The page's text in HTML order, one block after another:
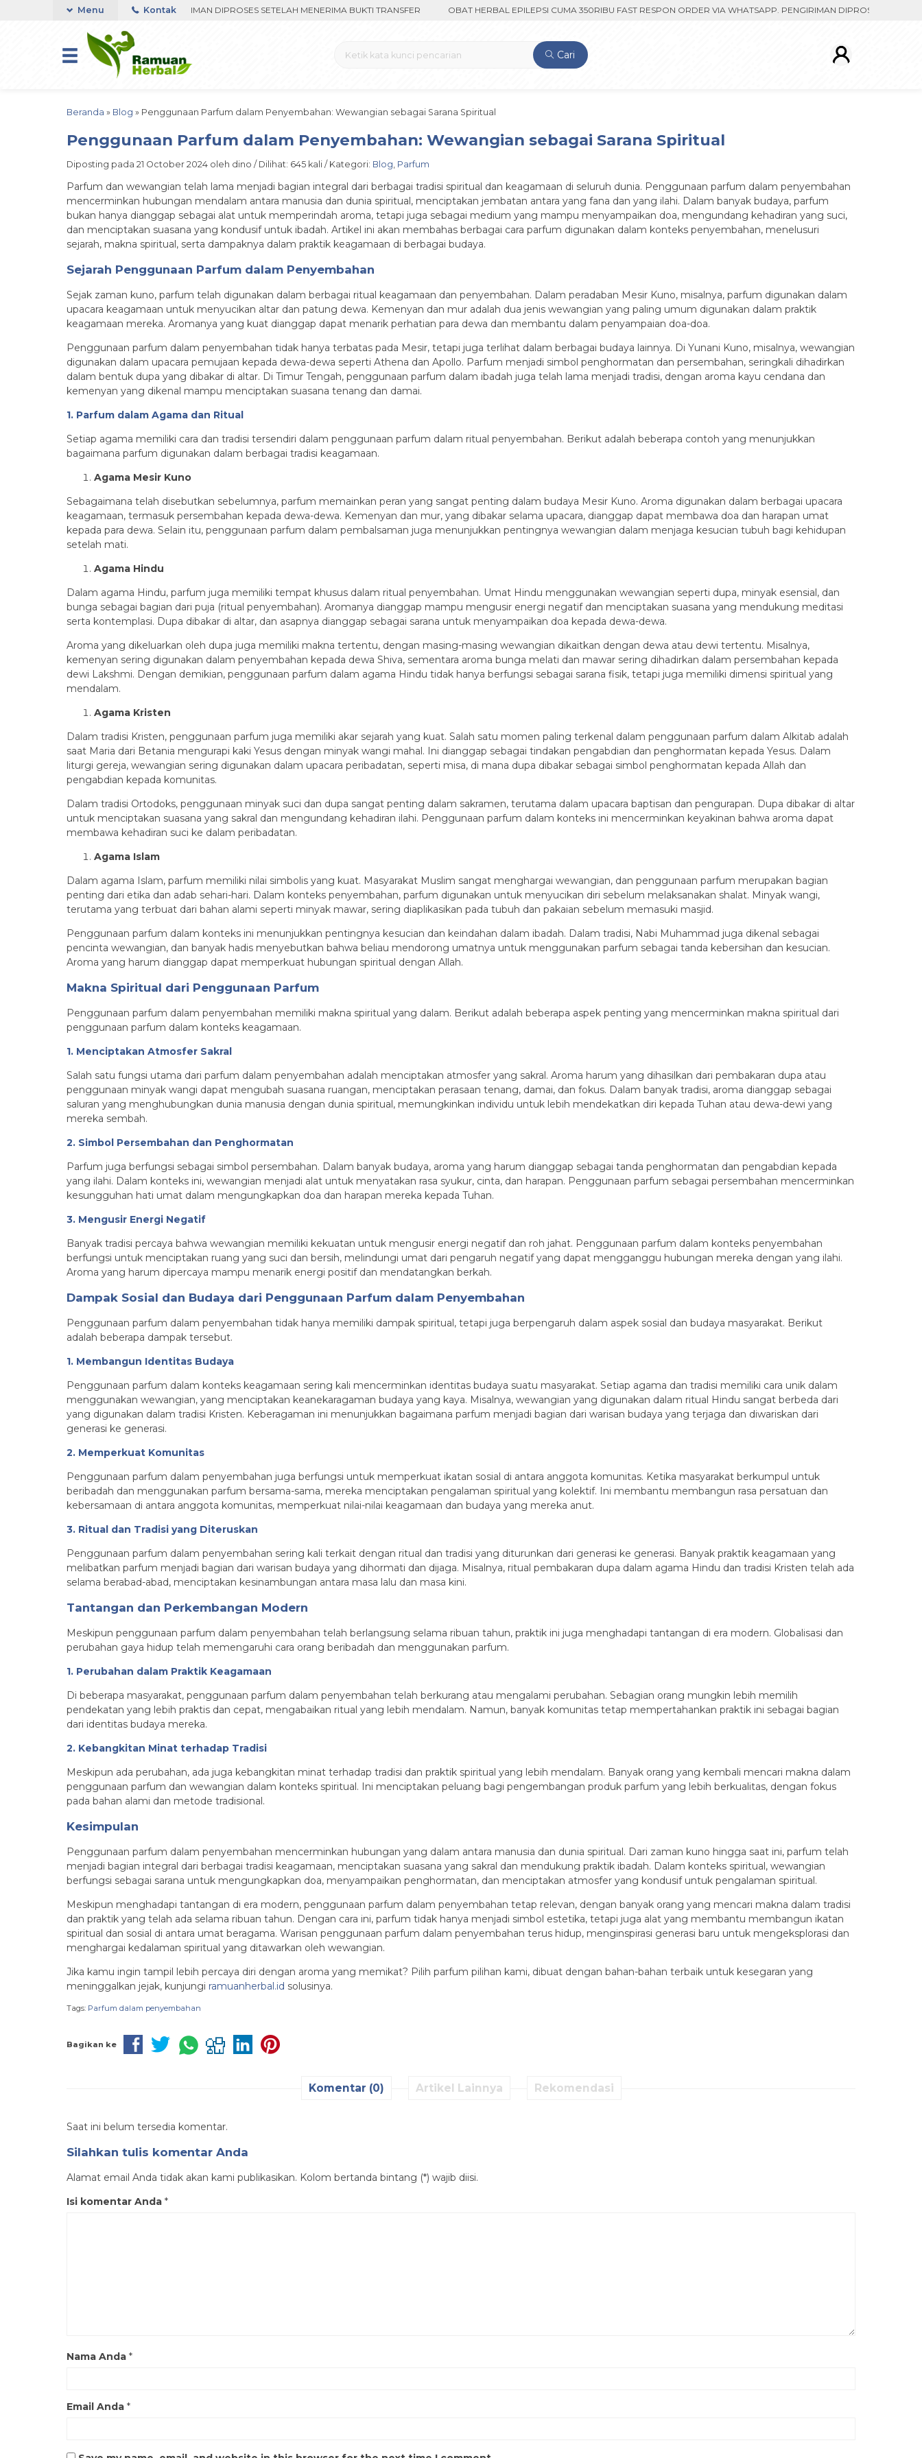
ORDER VIA WHATSAPP. PENGIRIMAN DIPROSES SETELAH MENERIMA BUKTI TRANSFER OBAT HERBAL EPILEPSI CUMA 350RIBU FAST RESPON ORDER VIA WHATSAPP. PENGIRIMAN DIPROSES SETELAH
Menu Kontak
Cari
Beranda » Blog » Penggunaan Parfum dalam Penyembahan: Wewangian sebagai Sarana Spiritual
Penggunaan Parfum dalam Penyembahan: Wewangian sebagai Sarana Spiritual
Diposting pada 21 October 2024 oleh dino / Dilihat: 645 kali / Kategori: Blog, Parfum
Parfum dan wewangian telah lama menjadi bagian integral dari berbagai tradisi spiritual dan keagamaan di seluruh dunia. Penggunaan parfum dalam penyembahan
mencerminkan hubungan mendalam antara manusia dan dunia spiritual, menciptakan jembatan antara yang fana dan yang ilahi. Dalam banyak budaya, parfum
bukan hanya dianggap sebagai alat untuk memperindah aroma, tetapi juga sebagai medium yang mampu menyampaikan doa, mengundang kehadiran yang suci,
dan menciptakan suasana yang kondusif untuk ibadah. Artikel ini akan membahas berbagai cara parfum digunakan dalam konteks penyembahan, menelusuri
sejarah, makna spiritual, serta dampaknya dalam praktik keagamaan di berbagai budaya.
Sejarah Penggunaan Parfum dalam Penyembahan
Sejak zaman kuno, parfum telah digunakan dalam berbagai ritual keagamaan dan penyembahan. Dalam peradaban Mesir Kuno, misalnya, parfum digunakan dalam
upacara keagamaan untuk menyucikan altar dan patung dewa. Kemenyan dan mur adalah dua jenis wewangian yang paling umum digunakan dalam praktik
keagamaan mereka. Aromanya yang kuat dianggap dapat menarik perhatian para dewa dan membantu dalam penyampaian doa-doa.
Penggunaan parfum dalam penyembahan tidak hanya terbatas pada Mesir, tetapi juga terlihat dalam berbagai budaya lainnya. Di Yunani Kuno, misalnya, wewangian
digunakan dalam upacara pemujaan kepada dewa-dewa seperti Athena dan Apollo. Parfum menjadi simbol penghormatan dan persembahan, seringkali dihadirkan
dalam bentuk dupa yang dibakar di altar. Di Timur Tengah, penggunaan parfum dalam ibadah juga telah lama menjadi tradisi, dengan aroma kayu cendana dan
kemenyan yang dikenal mampu menciptakan suasana tenang dan damai.
1. Parfum dalam Agama dan Ritual
Setiap agama memiliki cara dan tradisi tersendiri dalam penggunaan parfum dalam ritual penyembahan. Berikut adalah beberapa contoh yang menunjukkan
bagaimana parfum digunakan dalam berbagai tradisi keagamaan.
Agama Mesir Kuno
Sebagaimana telah disebutkan sebelumnya, parfum memainkan peran yang sangat penting dalam budaya Mesir Kuno. Aroma digunakan dalam berbagai upacara
keagamaan, termasuk persembahan kepada dewa-dewa. Kemenyan dan mur, yang dibakar selama upacara, dianggap dapat membawa doa dan harapan umat
kepada para dewa. Selain itu, penggunaan parfum dalam pembalsaman juga menunjukkan pentingnya wewangian dalam menjaga kesucian tubuh bagi kehidupan
setelah mati.
Agama Hindu
Dalam agama Hindu, parfum juga memiliki tempat khusus dalam ritual penyembahan. Umat Hindu menggunakan wewangian seperti dupa, minyak esensial, dan
bunga sebagai bagian dari puja (ritual penyembahan). Aromanya dianggap mampu mengusir energi negatif dan menciptakan suasana yang mendukung meditasi
serta kontemplasi. Dupa dibakar di altar, dan asapnya dianggap sebagai sarana untuk menyampaikan doa kepada dewa-dewa.
Aroma yang dikeluarkan oleh dupa juga memiliki makna tertentu, dengan masing-masing wewangian dikaitkan dengan dewa atau dewi tertentu. Misalnya,
kemenyan sering digunakan dalam penyembahan kepada dewa Shiva, sementara aroma bunga melati dan mawar sering dihadirkan dalam persembahan kepada
dewi Lakshmi. Dengan demikian, penggunaan parfum dalam agama Hindu tidak hanya berfungsi sebagai sarana fisik, tetapi juga memiliki dimensi spiritual yang
mendalam.
Agama Kristen
Dalam tradisi Kristen, penggunaan parfum juga memiliki akar sejarah yang kuat. Salah satu momen paling terkenal dalam penggunaan parfum dalam Alkitab adalah
saat Maria dari Betania mengurapi kaki Yesus dengan minyak wangi mahal. Ini dianggap sebagai tindakan pengabdian dan penghormatan kepada Yesus. Dalam
liturgi gereja, wewangian sering digunakan dalam upacara peribadatan, seperti misa, di mana dupa dibakar sebagai simbol penghormatan kepada Allah dan
pengabdian kepada komunitas.
Dalam tradisi Ortodoks, penggunaan minyak suci dan dupa sangat penting dalam sakramen, terutama dalam upacara baptisan dan pengurapan. Dupa dibakar di altar
untuk menciptakan suasana yang sakral dan mengundang kehadiran ilahi. Penggunaan parfum dalam konteks ini mencerminkan keyakinan bahwa aroma dapat
membawa kehadiran suci ke dalam peribadatan.
Agama Islam
Dalam agama Islam, parfum memiliki nilai simbolis yang kuat. Masyarakat Muslim sangat menghargai wewangian, dan penggunaan parfum merupakan bagian
penting dari etika dan adab sehari-hari. Dalam konteks penyembahan, parfum digunakan untuk menyucikan diri sebelum melaksanakan shalat. Minyak wangi,
terutama yang terbuat dari bahan alami seperti minyak mawar, sering diaplikasikan pada tubuh dan pakaian sebelum memasuki masjid.
Penggunaan parfum dalam konteks ini menunjukkan pentingnya kesucian dan keindahan dalam ibadah. Dalam tradisi, Nabi Muhammad juga dikenal sebagai
pencinta wewangian, dan banyak hadis menyebutkan bahwa beliau mendorong umatnya untuk menggunakan parfum sebagai tanda kebersihan dan kesucian.
Aroma yang harum dianggap dapat memperkuat hubungan spiritual dengan Allah.
Makna Spiritual dari Penggunaan Parfum
Penggunaan parfum dalam penyembahan memiliki makna spiritual yang dalam. Berikut adalah beberapa aspek penting yang mencerminkan makna spiritual dari
penggunaan parfum dalam konteks keagamaan.
1. Menciptakan Atmosfer Sakral
Salah satu fungsi utama dari parfum dalam penyembahan adalah menciptakan atmosfer yang sakral. Aroma harum yang dihasilkan dari pembakaran dupa atau
penggunaan minyak wangi dapat mengubah suasana ruangan, menciptakan perasaan tenang, damai, dan fokus. Dalam banyak tradisi, aroma dianggap sebagai
saluran yang menghubungkan dunia manusia dengan dunia spiritual, memungkinkan individu untuk lebih mendekatkan diri kepada Tuhan atau dewa-dewi yang
mereka sembah.
2. Simbol Persembahan dan Penghormatan
Parfum juga berfungsi sebagai simbol persembahan. Dalam banyak budaya, aroma yang harum dianggap sebagai tanda penghormatan dan pengabdian kepada
yang ilahi. Dalam konteks ini, wewangian menjadi alat untuk menyatakan rasa syukur, cinta, dan harapan. Penggunaan parfum sebagai persembahan mencerminkan
kesungguhan hati umat dalam mengungkapkan doa dan harapan mereka kepada Tuhan.
3. Mengusir Energi Negatif
Banyak tradisi percaya bahwa wewangian memiliki kekuatan untuk mengusir energi negatif dan roh jahat. Penggunaan parfum dalam konteks penyembahan
berfungsi untuk menciptakan ruang yang suci dan bersih, melindungi umat dari pengaruh negatif yang dapat mengganggu hubungan mereka dengan yang ilahi.
Aroma yang harum dipercaya mampu menarik energi positif dan mendatangkan berkah.
Dampak Sosial dan Budaya dari Penggunaan Parfum dalam Penyembahan
Penggunaan parfum dalam penyembahan tidak hanya memiliki dampak spiritual, tetapi juga berpengaruh dalam aspek sosial dan budaya masyarakat. Berikut
adalah beberapa dampak tersebut.
1. Membangun Identitas Budaya
Penggunaan parfum dalam konteks keagamaan sering kali mencerminkan identitas budaya suatu masyarakat. Setiap agama dan tradisi memiliki cara unik dalam
menggunakan wewangian, yang menciptakan keanekaragaman budaya yang kaya. Misalnya, wewangian yang digunakan dalam ritual Hindu sangat berbeda dari
yang digunakan dalam tradisi Kristen. Keberagaman ini menunjukkan bagaimana parfum menjadi bagian dari warisan budaya yang terjaga dan diwariskan dari
generasi ke generasi.
2. Memperkuat Komunitas
Penggunaan parfum dalam penyembahan juga berfungsi untuk memperkuat ikatan sosial di antara anggota komunitas. Ketika masyarakat berkumpul untuk
beribadah dan menggunakan parfum bersama-sama, mereka menciptakan pengalaman spiritual yang kolektif. Ini membantu membangun rasa persatuan dan
kebersamaan di antara anggota komunitas, memperkuat nilai-nilai keagamaan dan budaya yang mereka anut.
3. Ritual dan Tradisi yang Diteruskan
Penggunaan parfum dalam penyembahan sering kali terkait dengan ritual dan tradisi yang diturunkan dari generasi ke generasi. Banyak praktik keagamaan yang
melibatkan parfum menjadi bagian dari warisan budaya yang dihormati dan dijaga. Misalnya, ritual pembakaran dupa dalam agama Hindu dan tradisi Kristen telah ada
selama berabad-abad, menciptakan kesinambungan antara masa lalu dan masa kini.
Tantangan dan Perkembangan Modern
Meskipun penggunaan parfum dalam penyembahan telah berlangsung selama ribuan tahun, praktik ini juga menghadapi tantangan di era modern. Globalisasi dan
perubahan gaya hidup telah memengaruhi cara orang beribadah dan menggunakan parfum.
1. Perubahan dalam Praktik Keagamaan
Di beberapa masyarakat, penggunaan parfum dalam penyembahan telah berkurang atau mengalami perubahan. Sebagian orang mungkin lebih memilih
pendekatan yang lebih praktis dan cepat, mengabaikan ritual yang lebih mendalam. Namun, banyak komunitas tetap mempertahankan praktik ini sebagai bagian
dari identitas budaya mereka.
2. Kebangkitan Minat terhadap Tradisi
Meskipun ada perubahan, ada juga kebangkitan minat terhadap tradisi dan praktik spiritual yang lebih mendalam. Banyak orang yang kembali mencari makna dalam
penggunaan parfum dan wewangian dalam konteks spiritual. Ini menciptakan peluang bagi pengembangan produk parfum yang lebih berkualitas, dengan fokus
pada bahan alami dan metode tradisional.
Kesimpulan
Penggunaan parfum dalam penyembahan mencerminkan hubungan yang dalam antara manusia dan dunia spiritual. Dari zaman kuno hingga saat ini, parfum telah
menjadi bagian integral dari berbagai tradisi keagamaan, menciptakan suasana yang sakral dan mendukung praktik ibadah. Dalam konteks spiritual, wewangian
berfungsi sebagai sarana untuk mengungkapkan doa, menyampaikan penghormatan, dan menciptakan atmosfer yang kondusif untuk pengalaman spiritual.
Meskipun menghadapi tantangan di era modern, penggunaan parfum dalam penyembahan tetap relevan, dengan banyak orang yang mencari makna dalam tradisi
dan praktik yang telah ada selama ribuan tahun. Dengan cara ini, parfum tidak hanya menjadi simbol estetika, tetapi juga alat yang membantu membangun ikatan
spiritual dan sosial di antara umat beragama. Warisan penggunaan parfum dalam penyembahan terus hidup, menginspirasi generasi baru untuk mengeksplorasi dan
menghargai kedalaman spiritual yang ditawarkan oleh wewangian.
Jika kamu ingin tampil lebih percaya diri dengan aroma yang memikat? Pilih parfum pilihan kami, dibuat dengan bahan-bahan terbaik untuk kesegaran yang
meninggalkan jejak, kunjungi ramuanherbal.id solusinya.
Tags: Parfum dalam penyembahan
Bagikan ke
Komentar (0) Artikel Lainnya Rekomendasi
Saat ini belum tersedia komentar.
Silahkan tulis komentar Anda
Alamat email Anda tidak akan kami publikasikan. Kolom bertanda bintang (*) wajib diisi.
Isi komentar Anda *
Nama Anda *
Email Anda *